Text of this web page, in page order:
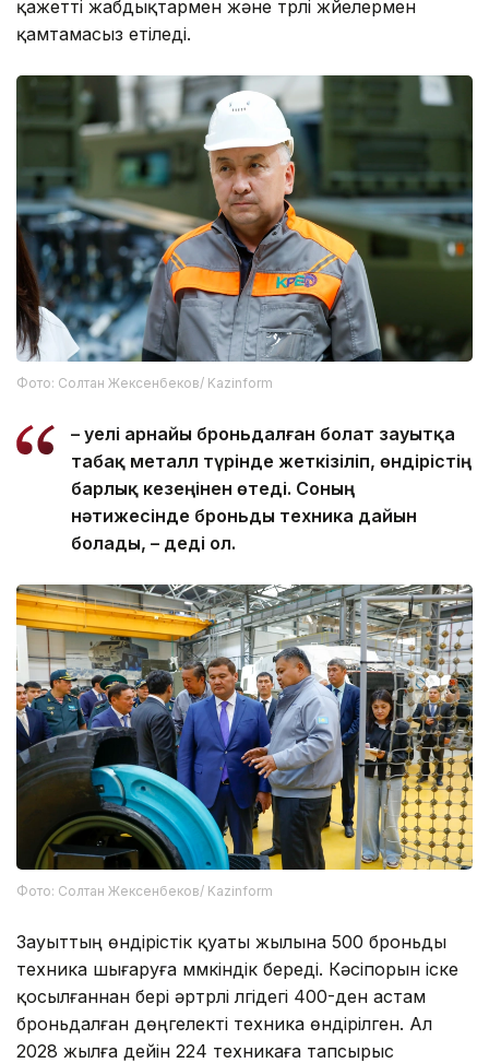
қажетті жабдықтармен және түрлі жүйелермен
қамтамасыз етіледі.
Фото: Солтан Жексенбеков/ Kazinform
– Әуелі арнайы броньдалған болат зауытқа
табақ металл түрінде жеткізіліп, өндірістің
барлық кезеңінен өтеді. Соның
нәтижесінде броньды техника дайын
болады, – деді ол.
Фото: Солтан Жексенбеков/ Kazinform
Зауыттың өндірістік қуаты жылына 500 броньды
техника шығаруға мүмкіндік береді. Кәсіпорын іске
қосылғаннан бері әртүрлі үлгідегі 400-ден астам
броньдалған дөңгелекті техника өндірілген. Ал
2028 жылға дейін 224 техникаға тапсырыс